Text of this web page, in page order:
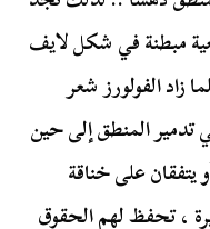
مبطنة في شكل لايف
زاد الفولورز شعر
تدمير المنطق إلى حين
على خناقة
، تحفظ لهم الحقوق